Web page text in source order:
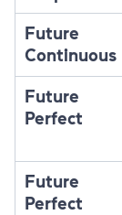
Future
Continuous
Future
Perfect
Future
Perfect